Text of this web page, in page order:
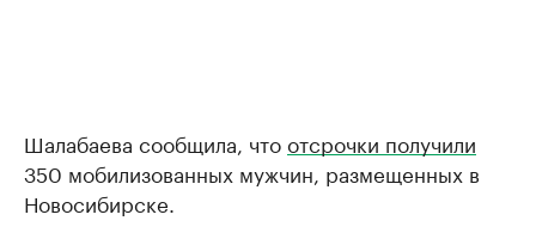
Шалабаева сообщила, чтоотсрочки получили
350 мобилизованных мужчин, размещенных в
Новосибирске.